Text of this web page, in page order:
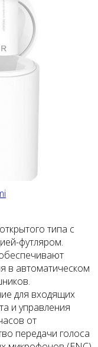
типа с
футляром.
в автоматическом
для входящих
и управления
от
передачи голоса